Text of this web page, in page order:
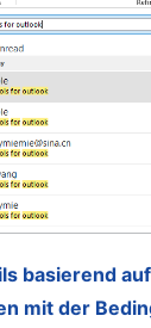
basierend
mit der